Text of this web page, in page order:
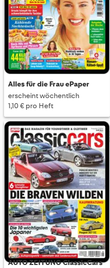
Alles für die Frau ePaper
erscheint wöchentlich
1,10 € pro Heft
AUTO ZEITUNG ClassicCars